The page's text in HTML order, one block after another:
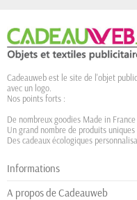
Cadeauweb est le site de l'objet
avec un logo.
Nos points forts :
De nombreux goodies Made in France
Un grand nombre de produits
Des cadeaux écologiques
Informations
A propos de Cadeauweb